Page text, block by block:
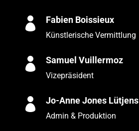
 Fabien Boissieux
Künstlerische Vermittlung
 Samuel Vuillermoz
Vizepräsident
 Jo-Anne Jones Lütjens
Admin & Produktion